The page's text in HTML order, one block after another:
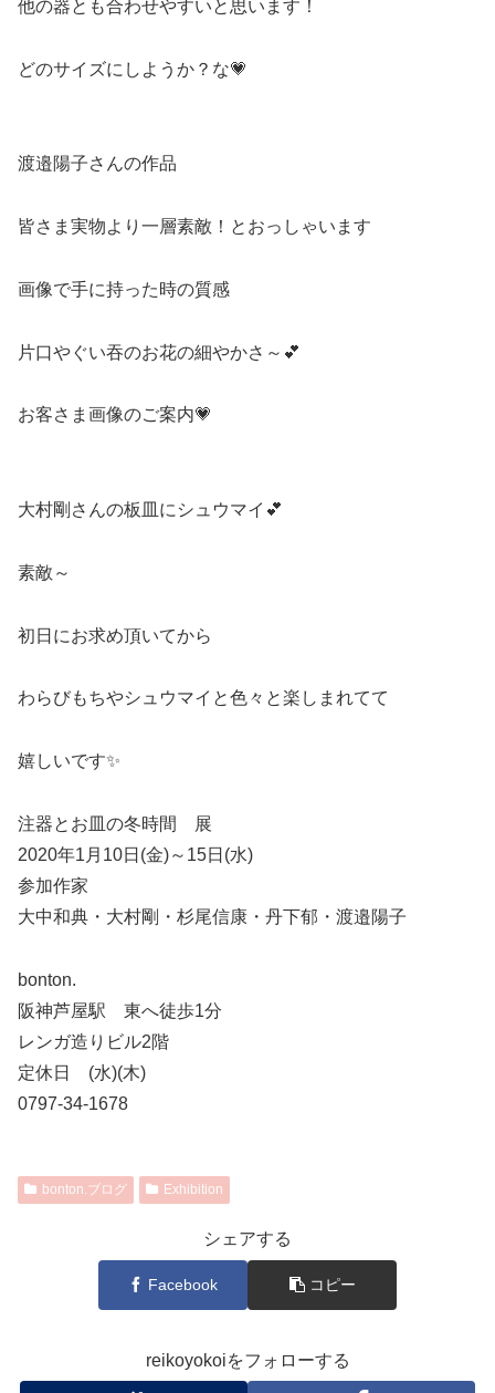
他の器とも合わせやすいと思います！
どのサイズにしようか？な💗
渡邉陽子さんの作品
皆さま実物より一層素敵！とおっしゃいます
画像で手に持った時の質感
片口やぐい吞のお花の細やかさ～💕
お客さま画像のご案内💗
大村剛さんの板皿にシュウマイ💕
素敵～
初日にお求め頂いてから
わらびもちやシュウマイと色々と楽しまれてて
嬉しいです✨
注器とお皿の冬時間 展
2020年1月10日(金)～15日(水)
参加作家
大中和典・大村剛・杉尾信康・丹下郁・渡邉陽子
bonton.
阪神芦屋駅 東へ徒歩1分
レンガ造りビル2階
定休日 (水)(木)
0797-34-1678
bonton.ブログ Exhibition
シェアする
Facebook コピー
reikoyokoiをフォローする